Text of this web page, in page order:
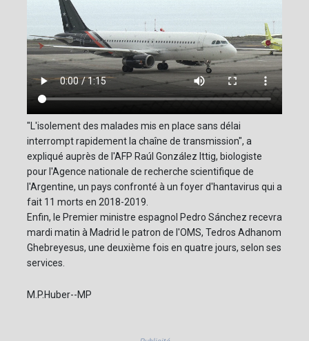
"L'isolement des malades mis en place sans délai
interrompt rapidement la chaîne de transmission", a
expliqué auprès de l'AFP Raúl González Ittig, biologiste
pour l'Agence nationale de recherche scientifique de
l'Argentine, un pays confronté à un foyer d'hantavirus qui a
fait 11 morts en 2018-2019.
Enfin, le Premier ministre espagnol Pedro Sánchez recevra
mardi matin à Madrid le patron de l'OMS, Tedros Adhanom
Ghebreyesus, une deuxième fois en quatre jours, selon ses
services.
M.P.Huber--MP